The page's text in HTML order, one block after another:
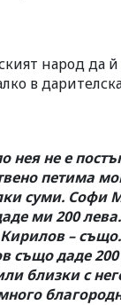
народ да
в
нея не е
петима
суми. Софи
ми 200
–
също даде
близки с